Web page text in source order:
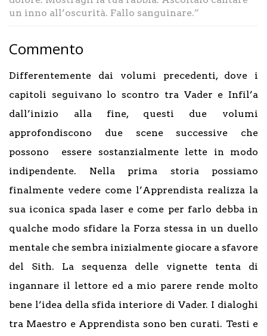
un inno all’oscurità. Fallo sanguinare.”
Commento
Differentemente dai volumi precedenti, dove i
capitoli seguivano lo scontro tra Vader e Infil’a
dall’inizio alla fine, questi due volumi
approfondiscono due scene successive che
possono essere sostanzialmente lette in modo
indipendente. Nella prima storia possiamo
finalmente vedere come l’Apprendista realizza la
sua iconica spada laser e come per farlo debba in
qualche modo sfidare la Forza stessa in un duello
mentale che sembra inizialmente giocare a sfavore
del Sith. La sequenza delle vignette tenta di
ingannare il lettore ed a mio parere rende molto
bene l’idea della sfida interiore di Vader. I dialoghi
tra Maestro e Apprendista sono ben curati. Testi e